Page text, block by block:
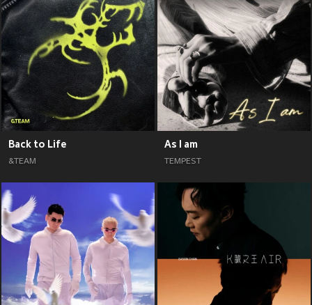
Back to Life
&TEAM
As I am
TEMPEST